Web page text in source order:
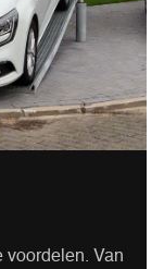
voordelen. Van